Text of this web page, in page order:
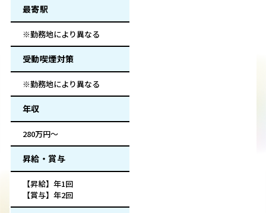
最寄駅
※勤務地により異なる
受動喫煙対策
※勤務地により異なる
年収
280万円～
昇給・賞与
【昇給】年1回
【賞与】年2回